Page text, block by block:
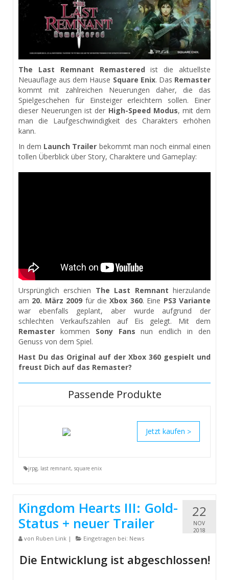
The Last Remnant Remastered ist die aktuellste
Neuauflage aus dem Hause Square Enix. Das Remaster
kommt mit zahlreichen Neuerungen daher, die das
Spielgeschehen für Einsteiger erleichtern sollen. Einer
dieser Neuerungen ist der High-Speed Modus, mit dem
man die Laufgeschwindigkeit des Charakters erhöhen
kann.
In dem Launch Trailer bekommt man noch einmal einen
tollen Überblick über Story, Charaktere und Gameplay:
Ursprünglich erschien The Last Remnant hierzulande
am 20. März 2009 für dieXbox 360. Eine PS3 Variante
war ebenfalls geplant, aber wurde aufgrund der
schlechten Verkaufszahlen auf Eis gelegt. Mit dem
Remaster kommen Sony Fans nun endlich in den
Genuss von dem Spiel.
Hast Du das Original auf der Xbox 360 gespielt und
freust Dich auf das Remaster?
Passende Produkte
>
jrpg, last remnant, square enix
22
NOV
2018
Kingdom Hearts III: Gold-
Status + neuer Trailer
von Ruben Link | Eingetragen bei: News
Die Entwicklung ist abgeschlossen!